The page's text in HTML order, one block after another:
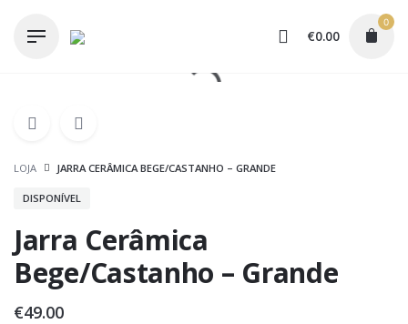
€0.00
0
LOJA JARRA CERÂMICA BEGE/CASTANHO – GRANDE
DISPONÍVEL
Jarra Cerâmica
Bege/Castanho – Grande
€49.00